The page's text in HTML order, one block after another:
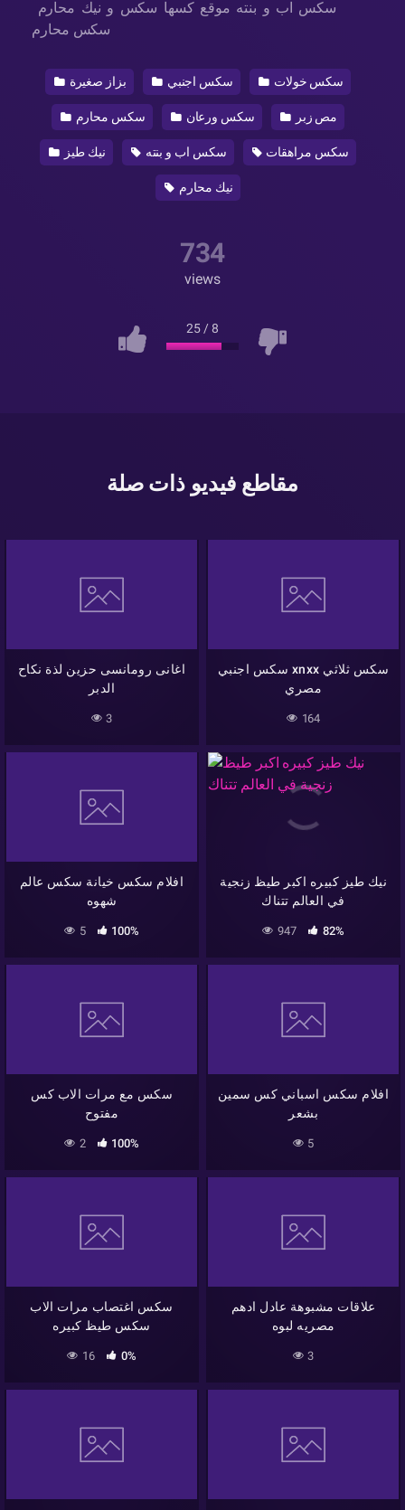
سكس محارم
بزاز صغيرة سكس اجنبي سكس خولات
سكس محارم سكس ورعان مص زبر
نيك طيز سكس اب و بنته سكس مراهقات
نيك محارم
734
views
25 /8
مقاطع فيديو ذات صلة
اغانى رومانسى حزين لذة نكاح
الدبر
3
سكس اجنبي xnxx سكس ثلاثي
مصري
164
افلام سكس خيانة سكس عالم
شهوه
5 100%
نيك طيز كبيره اكبر طيظ زنجية
في العالم تتناك
947 82%
سكس مع مرات الاب كس
مفتوح
2 100%
افلام سكس اسباني كس سمين
بشعر
5
سكس اغتصاب مرات الاب
سكس طيظ كبيره
16 0%
علاقات مشبوهة عادل ادهم
مصريه لبوه
3